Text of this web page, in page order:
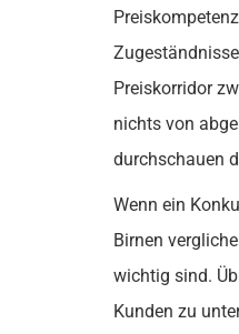
Preiskorridor
nichts von
durchschauen
Wenn ein
Birnen
wichtig sind.
Kunden zu